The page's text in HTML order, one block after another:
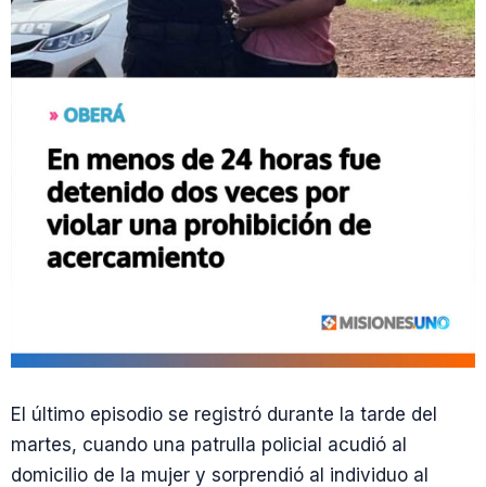
El último episodio se registró durante la tarde del
martes, cuando una patrulla policial acudió al
domicilio de la mujer y sorprendió al individuo al